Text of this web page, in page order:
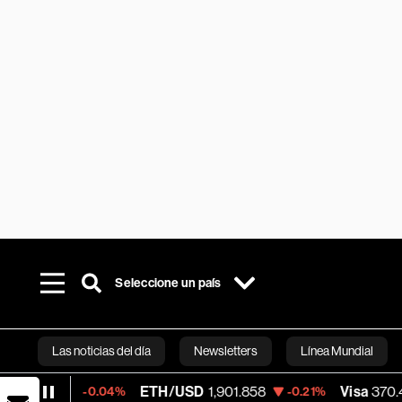
Seleccione un país
Las noticias del día Newsletters Línea Mundial
Bloomberg
ETH/USD 1,901.858 -0.21% Visa 370.47